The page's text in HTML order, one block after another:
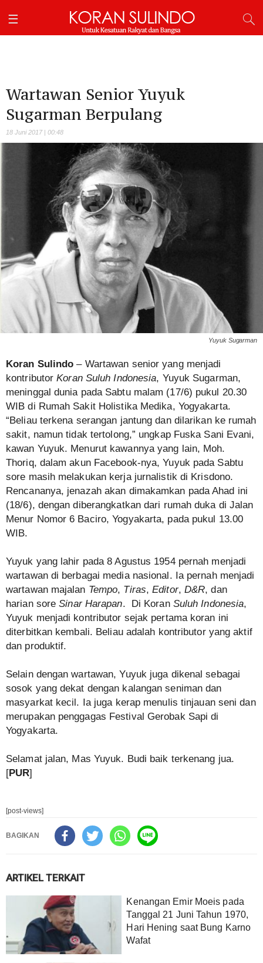
Wartawan Senior Yuyuk
Sugarman Berpulang
18 Juni 2017 | 00:48
Yuyuk Sugarman
Koran Sulindo – Wartawan senior yang menjadi
kontributorKoran Suluh Indonesia, Yuyuk Sugarman,
meninggal dunia pada Sabtu malam (17/6) pukul 20.30
WIB di Rumah Sakit Holistika Medika, Yogyakarta.
“Beliau terkena serangan jantung dan dilarikan ke rumah
sakit, namun tidak tertolong,” ungkap Fuska Sani Evani,
kawan Yuyuk. Menurut kawannya yang lain, Moh.
Thoriq, dalam akun Facebook-nya, Yuyuk pada Sabtu
sore masih melakukan kerja jurnalistik di Krisdono.
Rencananya, jenazah akan dimakamkan pada Ahad ini
(18/6), dengan diberangkatkan dari rumah duka di Jalan
Menur Nomor 6 Baciro, Yogyakarta, pada pukul 13.00
WIB.
Yuyuk yang lahir pada 8 Agustus 1954 pernah menjadi
wartawan di berbagai media nasional. Ia pernah menjadi
wartawan majalan Tempo, Tiras,Editor, D&R, dan
harian soreSinar Harapan. Di Koran Suluh Indonesia,
Yuyuk menjadi kontributor sejak pertama koran ini
diterbitkan kembali. Beliau adalah kontributor yang aktif
dan produktif.
Selain dengan wartawan, Yuyuk juga dikenal sebagai
sosok yang dekat dengan kalangan seniman dan
masyarkat kecil. Ia juga kerap menulis tinjauan seni dan
merupakan penggagas Festival Gerobak Sapi di
Yogyakarta.
Selamat jalan, Mas Yuyuk. Budi baik terkenang jua.
[PUR]
[post-views]
BAGIKAN
ARTIKEL TERKAIT
Kenangan Emir Moeis pada
Tanggal 21 Juni Tahun 1970,
Hari Hening saat Bung Karno
Wafat